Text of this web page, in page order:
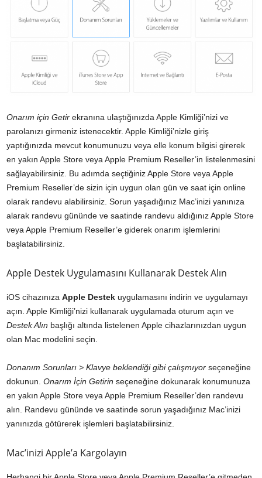
Onarım için Getir ekranına ulaştığınızda Apple Kimliği’nizi ve
parolanızı girmeniz istenecektir. Apple Kimliği’nizle giriş
yaptığınızda mevcut konumunuzu veya elle konum bilgisi girerek
en yakın Apple Store veya Apple Premium Reseller’in listelenmesini
sağlayabilirsiniz. Bu adımda seçtiğiniz Apple Store veya Apple
Premium Reseller’de sizin için uygun olan gün ve saat için online
olarak randevu alabilirsiniz. Sorun yaşadığınız Mac’inizi yanınıza
alarak randevu gününde ve saatinde randevu aldığınız Apple Store
veya Apple Premium Reseller’e giderek onarım işlemlerini
başlatabilirsiniz.
Apple Destek Uygulamasını Kullanarak Destek Alın
iOS cihazınıza Apple Destek uygulamasını indirin ve uygulamayı
açın. Apple Kimliği’nizi kullanarak uygulamada oturum açın ve
Destek Alın başlığı altında listelenen Apple cihazlarınızdan uygun
olan Mac modelini seçin.
Donanım Sorunları > Klavye beklendiği gibi çalışmıyor seçeneğine
dokunun. Onarım İçin Getirin seçeneğine dokunarak konumunuza
en yakın Apple Store veya Apple Premium Reseller’den randevu
alın. Randevu gününde ve saatinde sorun yaşadığınız Mac’inizi
yanınızda götürerek işlemleri başlatabilirsiniz.
Mac’inizi Apple’a Kargolayın